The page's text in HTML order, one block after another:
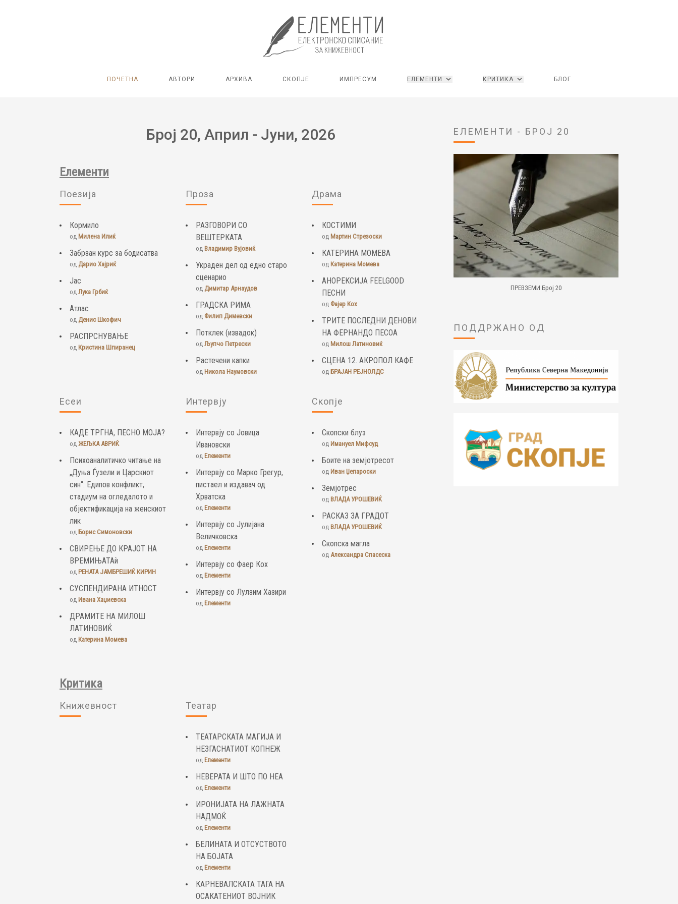
ПОЧЕТНА АВТОРИ АРХИВА СКОПЈЕ ИМПРЕСУМ ЕЛЕМЕНТИ КРИТИКА БЛОГ
Број 20, Април - Јуни, 2026
Елементи
Поезија
Кормило
од Милена Илиќ
Забрзан курс за бодисатва
од Дарио Хајриќ
Јас
од Лука Грбиќ
Атлас
од Денис Шкофич
РАСПРСНУВАЊЕ
од Кристина Шпиранец
Проза
РАЗГОВОРИ СО
ВЕШТЕРКАТА
од Владимир Вујовиќ
Украден дел од едно старо
сценарио
од Димитар Арнаудов
ГРАДСКА РИМА
од Филип Димевски
Потклек (извадок)
од Љупчо Петрески
Растечени капки
од Никола Наумовски
Драма
КОСТИМИ
од Мартин Стрезоски
КАТЕРИНА МОМЕВА
од Катерина Момева
АНОРЕКСИЈА FEELGOOD
ПЕСНИ
од Фајер Кох
ТРИТЕ ПОСЛЕДНИ ДЕНОВИ
НА ФЕРНАНДО ПЕСОА
од Милош Латиновиќ
СЦЕНА 12. АКРОПОЛ КАФЕ
од БРАЈАН РЕЈНОЛДС
Есеи
КАДЕ ТРГНА, ПЕСНО МОЈА?
од ЖЕЉКА АВРИЌ
Психоаналитичко читање на
„Дуња Ѓузели и Царскиот
син“: Едипов конфликт,
стадиум на огледалото и
објектификација на женскиот
лик
од Борис Симоновски
СВИРЕЊЕ ДО КРАЈОТ НА
ВРЕМИЊАТАѝ
од РЕНАТА ЈАМБРЕШИЌ КИРИН
СУСПЕНДИРАНА ИТНОСТ
од Ивана Хаџиевска
ДРАМИТЕ НА МИЛОШ
ЛАТИНОВИЌ
од Катерина Момева
Интервју
Интервју со Јовица
Ивановски
од Елементи
Интервју со Марко Грегур,
пистаел и издавач од
Хрватска
од Елементи
Интервју со Јулијана
Величковска
од Елементи
Интервју со Фаер Кох
од Елементи
Интервју со Лулзим Хазири
од Елементи
Скопје
Скопски блуз
од Имануел Мифсуд
Боите на земјотресот
од Иван Џепароски
Земјотрес
од ВЛАДА УРОШЕВИЌ
РАСКАЗ ЗА ГРАДОТ
од ВЛАДА УРОШЕВИЌ
Скопска магла
од Александра Спасеска
Критика
Книжевност Театар
ТЕАТАРСКАТА МАГИЈА И
НЕЗГАСНАТИОТ КОПНЕЖ
од Елементи
НЕВЕРАТА И ШТО ПО НЕА
од Елементи
ИРОНИЈАТА НА ЛАЖНАТА
НАДМОЌ
од Елементи
БЕЛИНАТА И ОТСУСТВОТО
НА БОЈАТА
од Елементи
КАРНЕВАЛСКАТА ТАГА НА
ОСАКАТЕНИОТ ВОЈНИК
ЕЛЕМЕНТИ - БРОЈ 20
ПРЕВЗЕМИ Број 20
ПОДДРЖАНО ОД